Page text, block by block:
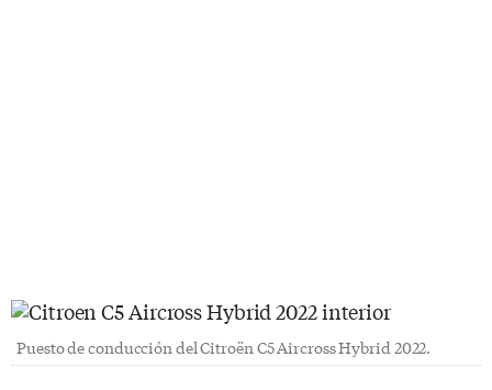
Puesto de conducción del Citroën C5 Aircross Hybrid 2022.